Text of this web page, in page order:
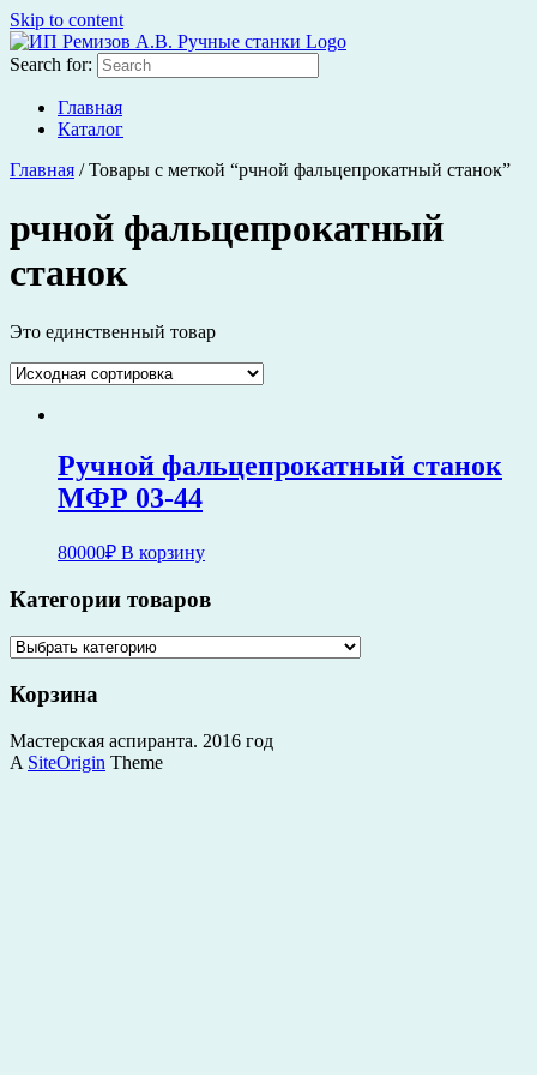
Skip to content
Search for:
Главная
Каталог
Главная / Товары с меткой “рчной фальцепрокатный станок”
рчной фальцепрокатный
станок
Это единственный товар
Ручной фальцепрокатный станок
МФР 03-44
80000₽ В корзину
Категории товаров
Корзина
Мастерская аспиранта. 2016 год
A SiteOrigin Theme